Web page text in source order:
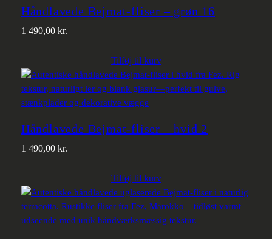
Håndlavede Bejmat-fliser – grøn 16
1 490,00 kr.
Tilføj til kurv
Håndlavede Bejmat-fliser – hvid 2
1 490,00 kr.
Tilføj til kurv